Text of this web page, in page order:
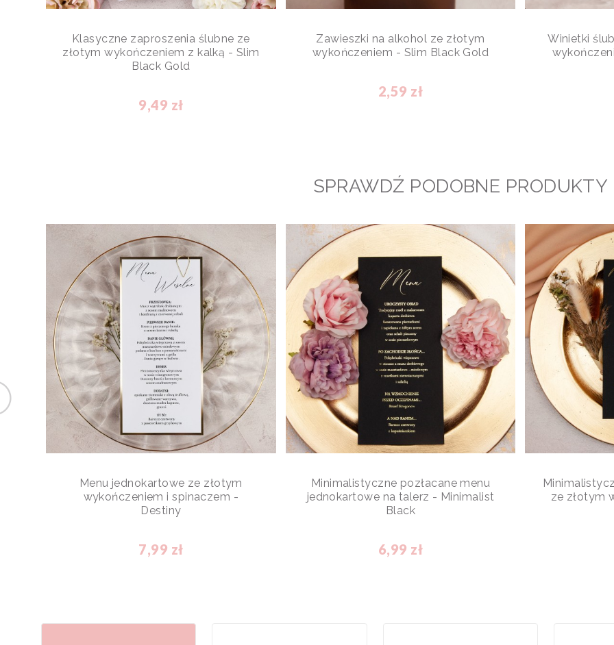
Klasyczne zaproszenia ślubne ze
złotym wykończeniem z kalką - Slim
Black Gold
9,49 zł
Zawieszki na alkohol ze złotym
wykończeniem - Slim Black Gold
2,59 zł
Winietki
SPRAWDŹ PODOBNE PRODUKTY
Menu jednokartowe ze złotym
wykończeniem i spinaczem -
Destiny
7,99 zł
Minimalistyczne pozłacane menu
jednokartowe na talerz - Minimalist
Black
6,99 zł
ze złotym